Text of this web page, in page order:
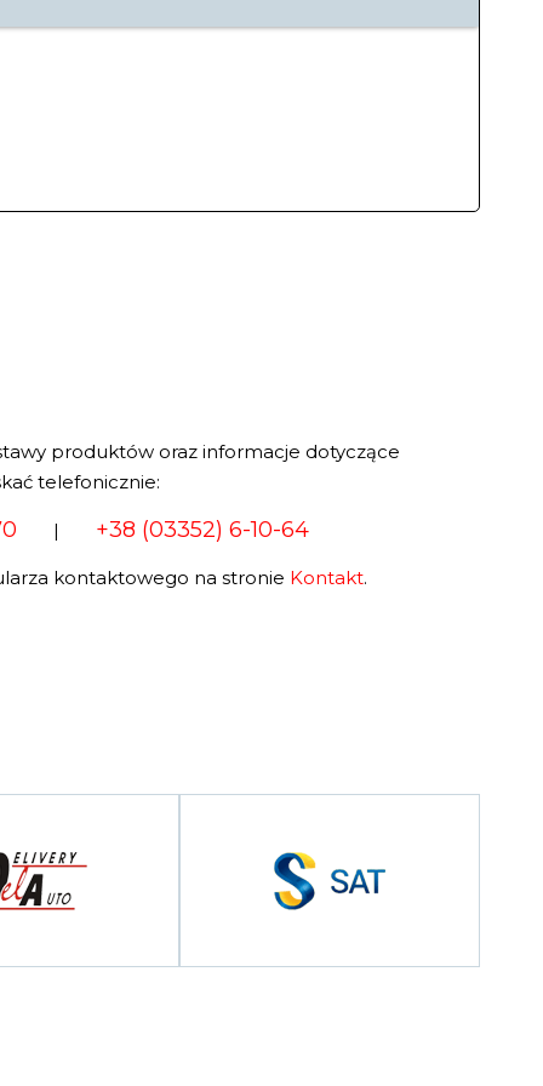
produktów oraz informacje dotyczące
telefonicznie:
| +38 (03352) 6-10-64
kontaktowego na stronie Kontakt.